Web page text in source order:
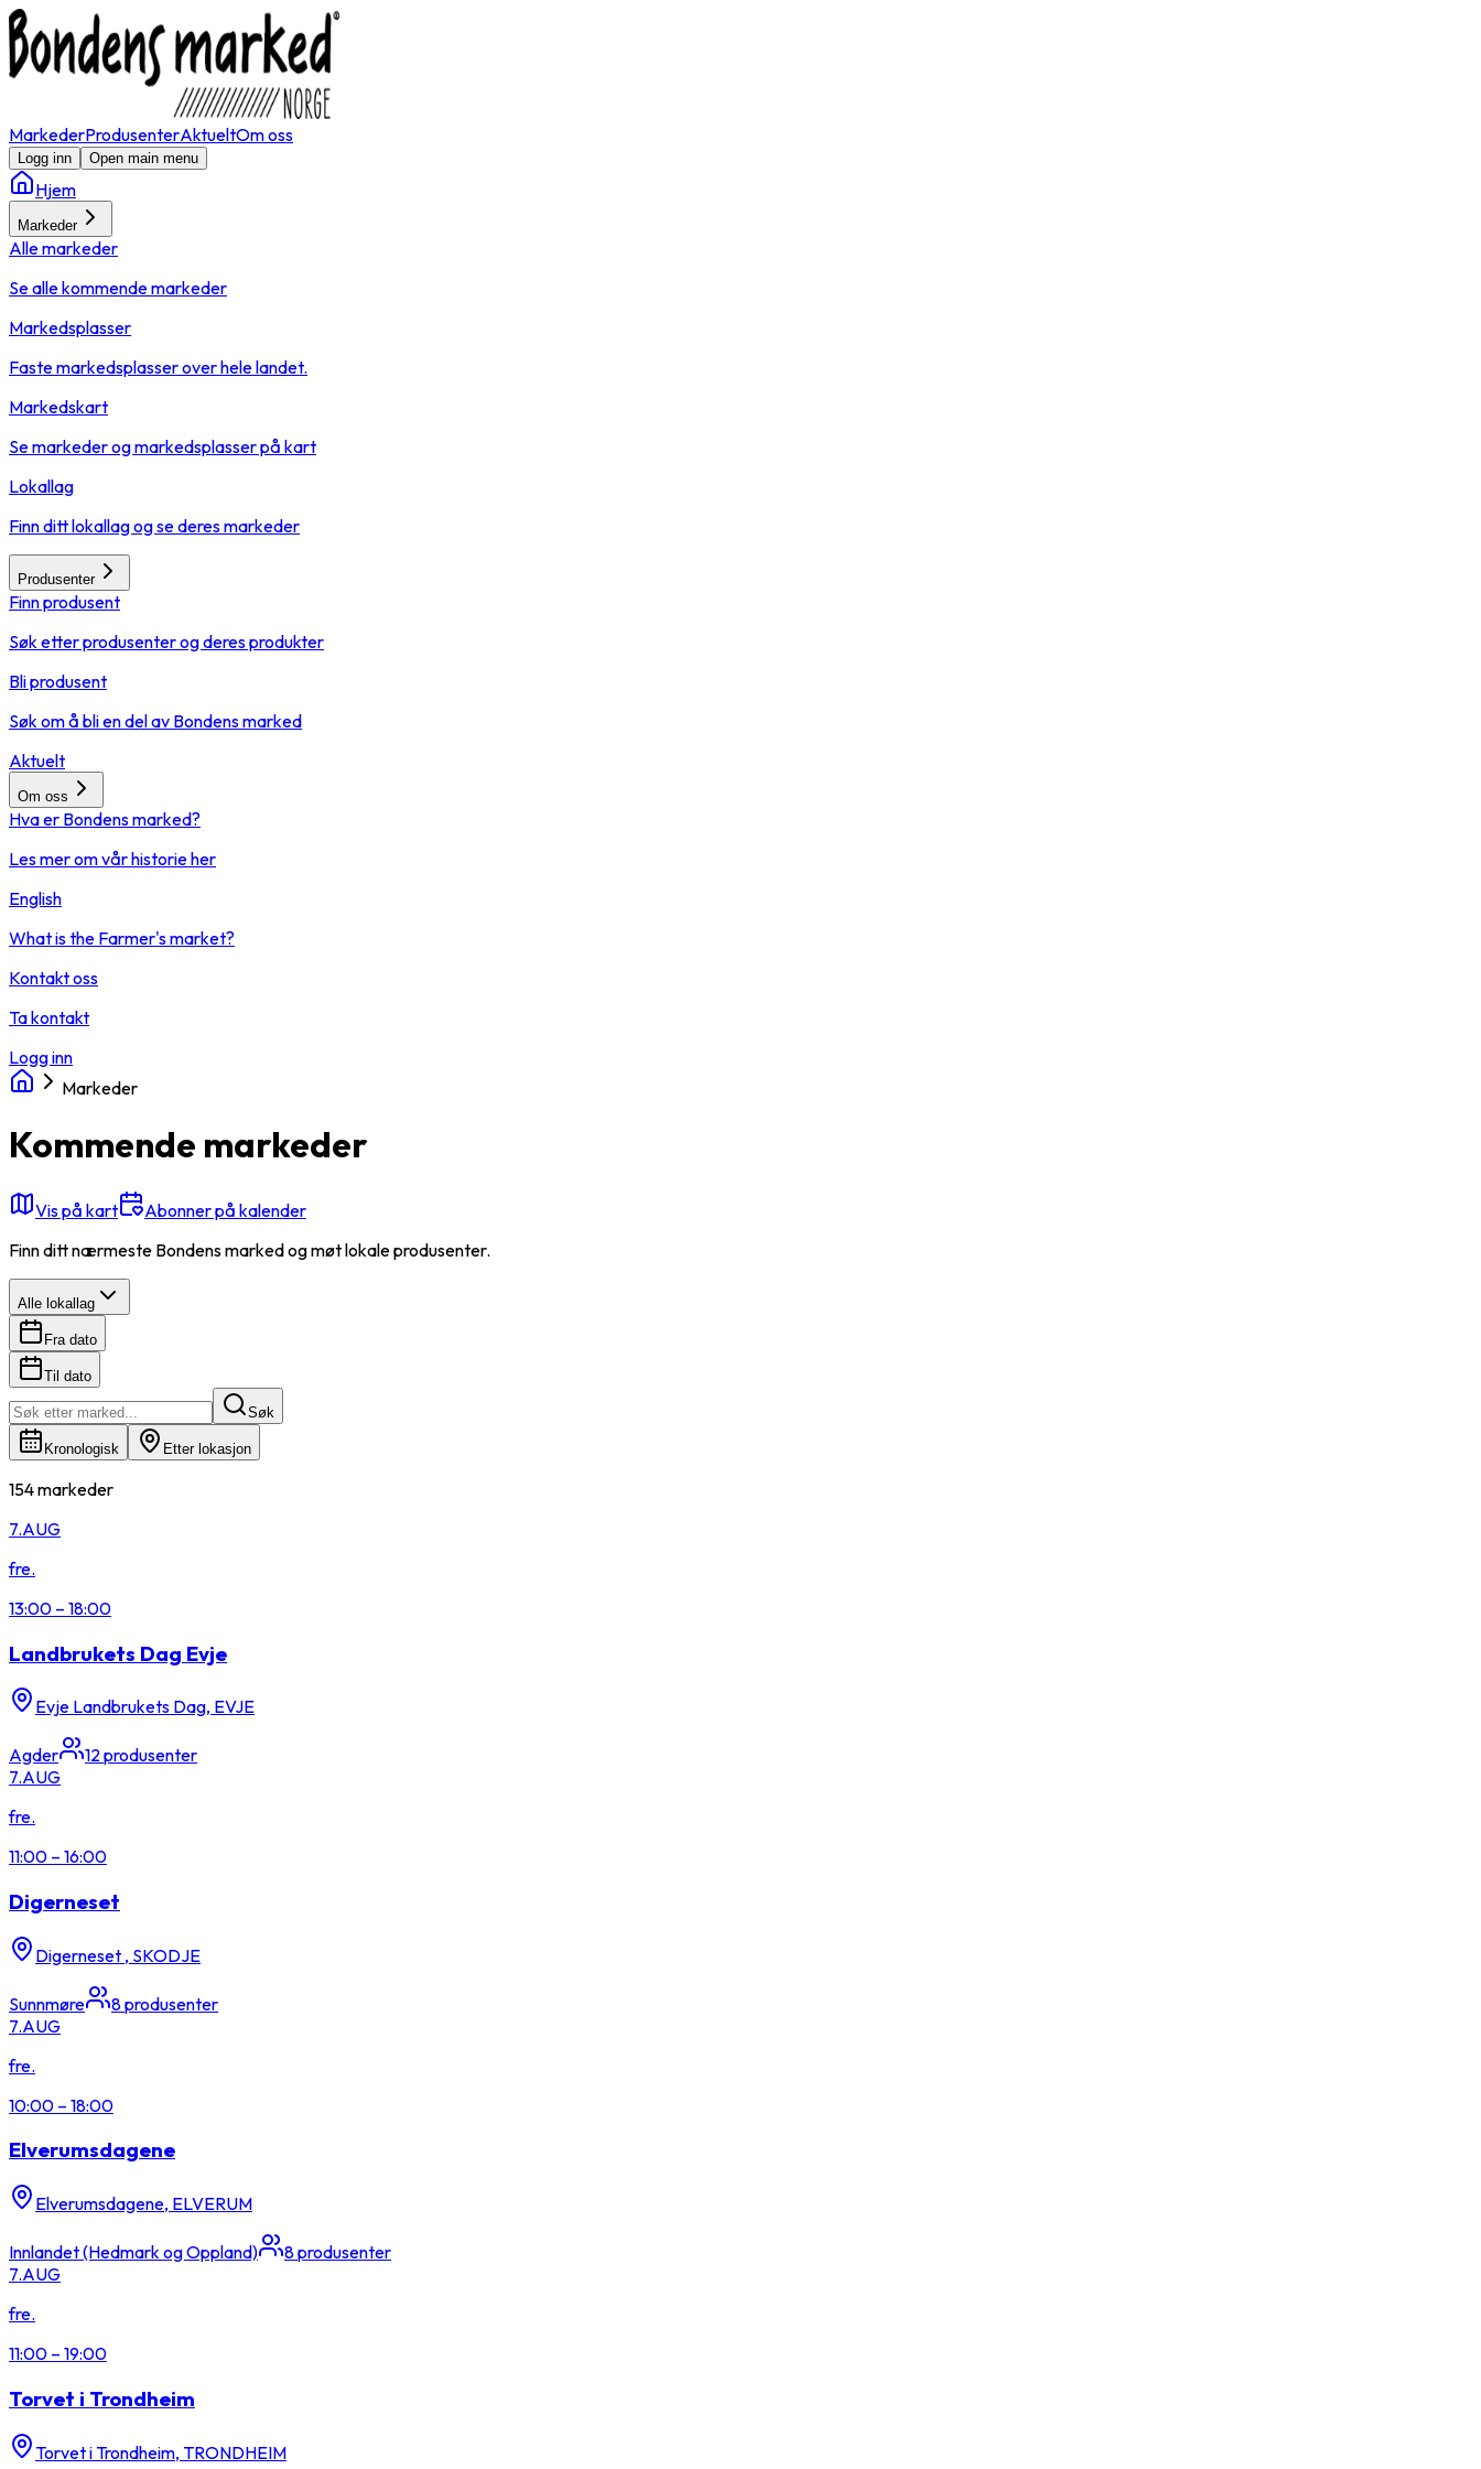
MarkederProdusenterAktueltOm oss
Logg inn Open main menu
Hjem
Markeder
Alle markeder
Se alle kommende markeder
Markedsplasser
Faste markedsplasser over hele landet.
Markedskart
Se markeder og markedsplasser på kart
Lokallag
Finn ditt lokallag og se deres markeder
Produsenter
Finn produsent
Søk etter produsenter og deres produkter
Bli produsent
Søk om å bli en del av Bondens marked
Aktuelt
Om oss
Hva er Bondens marked?
Les mer om vår historie her
English
What is the Farmer's market?
Kontakt oss
Ta kontakt
Logg inn
Markeder
Kommende markeder
Vis på kart
Abonner på kalender
Finn ditt nærmeste Bondens marked og møt lokale produsenter.
Alle lokallag
Fra dato
Til dato
Søk
Kronologisk Etter lokasjon
154markeder
7.AUG
fre.
13:00 – 18:00
Landbrukets Dag Evje
Evje Landbrukets Dag, EVJE
Agder 12produsenter
7.AUG
fre.
11:00 – 16:00
Digerneset
Digerneset , SKODJE
Sunnmøre 8produsenter
7.AUG
fre.
10:00 – 18:00
Elverumsdagene
Elverumsdagene, ELVERUM
Innlandet (Hedmark og Oppland) 8produsenter
7.AUG
fre.
11:00 – 19:00
Torvet i Trondheim
Torvet i Trondheim, TRONDHEIM